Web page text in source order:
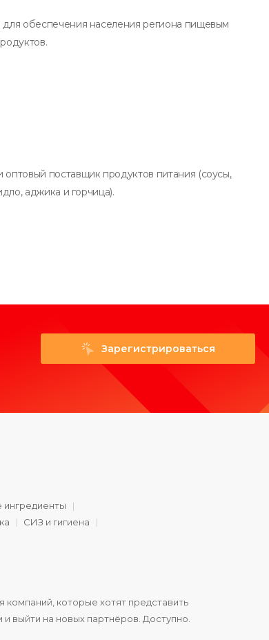
обеспечения населения региона пищевым
поставщик продуктов питания (соусы,
аджика и горчица).
Зарегистрироваться
СИЗ и гигиена
которые хотят представить
выйти на новых партнёров. Доступно.